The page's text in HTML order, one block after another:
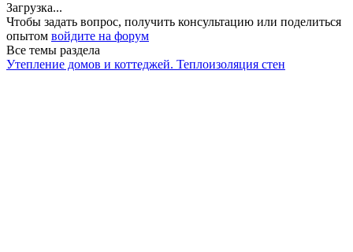
Загрузка...
Чтобы задать вопрос, получить консультацию или поделиться
опытом войдите на форум
Все темы раздела
Утепление домов и коттеджей. Теплоизоляция стен